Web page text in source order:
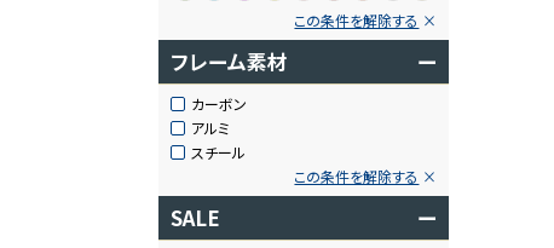
この条件を解除する
フレーム素材 ー
カーボン
アルミ
スチール
この条件を解除する
SALE ー